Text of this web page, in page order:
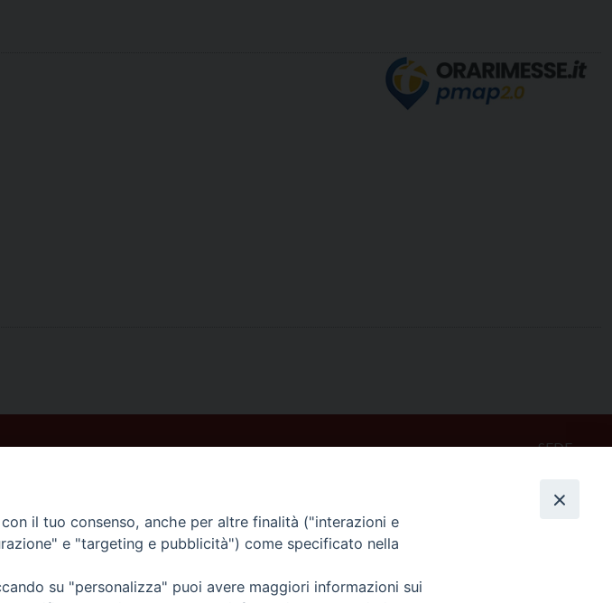
SEDE
02047 Poggio Mirteto (Rieti)
diocesi@diocesisabina.it
il tuo consenso, anche per altre finalità ("interazioni e
e "targeting e pubblicità") come specificato nella
su "personalizza" puoi avere maggiori informazioni sui